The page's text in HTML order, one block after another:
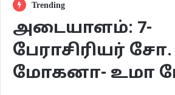
Trending
அடையாளம்: 7-
பேராசிரியர் சோ.
மோகனா- உமா